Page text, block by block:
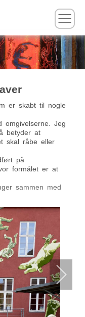
er skabt til nogle
omgivelserne. Jeg
betyder at
skal råbe eller
på
formålet er at
sammen med